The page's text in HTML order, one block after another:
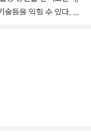
들을 익힐 수 있다. 컨
를 습득하는 법을 알아